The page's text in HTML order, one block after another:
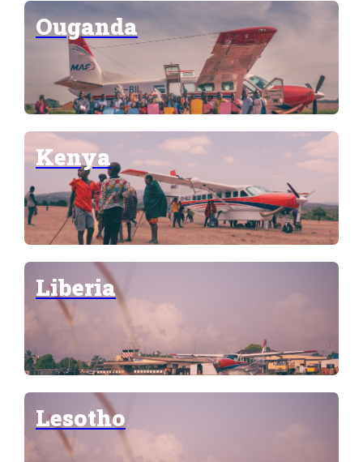
Ouganda
Kenya
Liberia
Lesotho